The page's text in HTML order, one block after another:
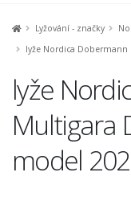
Lyžování - značky
lyže Nordica Dobermann
lyže
Multigara
model